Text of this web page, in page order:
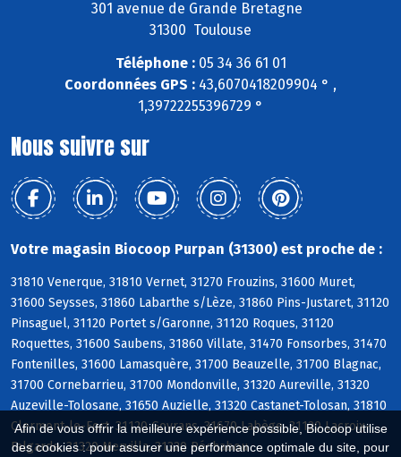
Afin de vous offrir la meilleure expérience possible, Biocoop utilise
des cookies : pour assurer une performance optimale du site, pour
301 avenue de Grande Bretagne
31300 Toulouse
Téléphone :05 34 36 61 01
Coordonnées GPS : 43,6070418209904 ° ,
1,39722255396729 °
Nous suivre sur
Votre magasin Biocoop Purpan (31300) est proche de :
31810 Venerque, 31810 Vernet, 31270 Frouzins, 31600 Muret,
31600 Seysses, 31860 Labarthe s/Lèze, 31860 Pins-Justaret, 31120
Pinsaguel, 31120 Portet s/Garonne, 31120 Roques, 31120
Roquettes, 31600 Saubens, 31860 Villate, 31470 Fonsorbes, 31470
Fontenilles, 31600 Lamasquère, 31700 Beauzelle, 31700 Blagnac,
31700 Cornebarrieu, 31700 Mondonville, 31320 Aureville, 31320
Auzeville-Tolosane, 31650 Auzielle, 31320 Castanet-Tolosan, 31810
Clermont-le-Fort, 31120 Goyrans, 31670 Labège, 31120 Lacroix-
Falgarde, 31320 Mervilla, 31320 Péchabou